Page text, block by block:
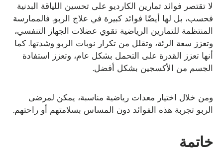
لا تقتصر فوائد تمارين الكارديو على تحسين اللياقة البدنية
فحسب، بل لها أيضًا فوائد كبيرة في علاج الربو. فالممارسة
المنتظمة للتمارين الرياضية تقوي عضلات الجهاز التنفسي،
وتعزز سعة الرئة، وتقلل من تكرار نوبات الربو وشدتها. كما
أنها تعزز القدرة على التحمل بشكل عام، وتعزز استفادة
الجسم من الأكسجين بشكل أفضل.
ومن خلال اختيار معدات رياضية مناسبة، يمكن لمرضى
الربو تجربة هذه الفوائد دون المساس بسلامتهم أو راحتهم.
خاتمة